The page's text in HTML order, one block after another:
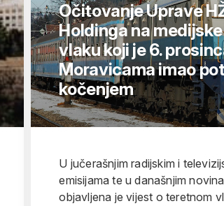
Očitovanje Uprave
Holdinga na
vlaku koji je 6.
Moravicama imao
kočenjem
U jučerašnjim radijskim i
emisijama te u današnjim
objavljena je vijest o teretnom